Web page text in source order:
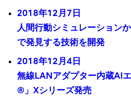
2018年12月7日
人間行動シミュレーション
で発見する技術を開発
2018年12月4日
無線LANアダプター内蔵AI
®」Xシリーズ発売